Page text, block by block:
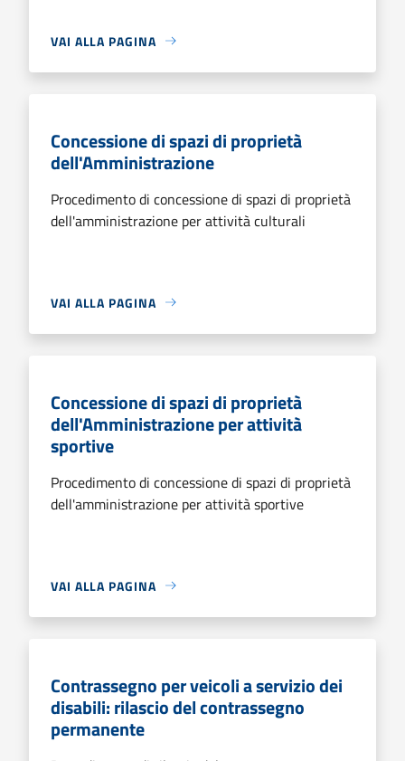
VAI ALLA PAGINA
Concessione di spazi di proprietà
dell'Amministrazione
Procedimento di concessione di spazi di proprietà
dell'amministrazione per attività culturali
VAI ALLA PAGINA
Concessione di spazi di proprietà
dell'Amministrazione per attività
sportive
Procedimento di concessione di spazi di proprietà
dell'amministrazione per attività sportive
VAI ALLA PAGINA
Contrassegno per veicoli a servizio dei
disabili: rilascio del contrassegno
permanente